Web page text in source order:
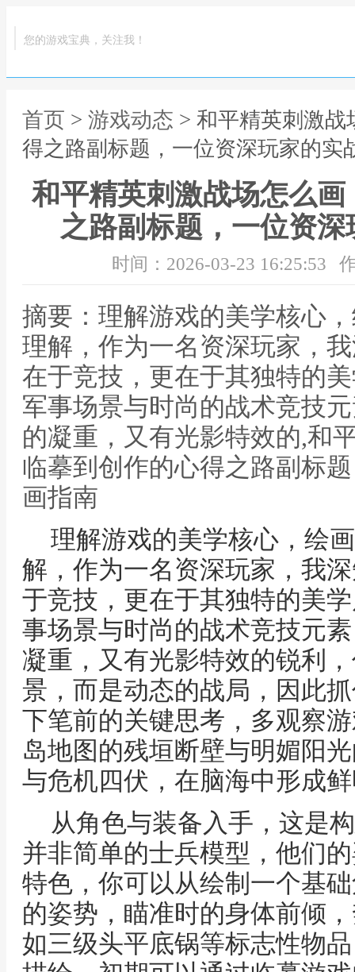
您的游戏宝典，关注我！
首页 > 游戏动态 > 和平精英刺激
得之路副标题，一位资深玩家的实
和平精英刺激战场怎么
之路副标题，一位资
时间：2026-03-23 16:25:53
摘要：理解游戏的美学核心
理解，作为一名资深玩家，
在于竞技，更在于其独特的
军事场景与时尚的战术竞技
的凝重，又有光影特效的,和
临摹到创作的心得之路副标
画指南
理解游戏的美学核心，绘
解，作为一名资深玩家，我
于竞技，更在于其独特的美
事场景与时尚的战术竞技元
凝重，又有光影特效的锐利
景，而是动态的战局，因此
下笔前的关键思考，多观察
岛地图的残垣断壁与明媚阳
与危机四伏，在脑海中形成
从角色与装备入手，这是
并非简单的士兵模型，他们
特色，你可以从绘制一个基
的姿势，瞄准时的身体前倾
如三级头平底锅等标志性物